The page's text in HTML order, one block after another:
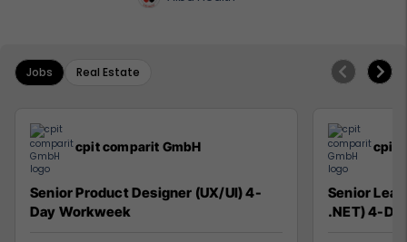
Jobs Real Estate
cpit comparit GmbH
Senior Product Designer (UX/UI) 4-
Day Workweek
cpit
Senior
.NET) 4-